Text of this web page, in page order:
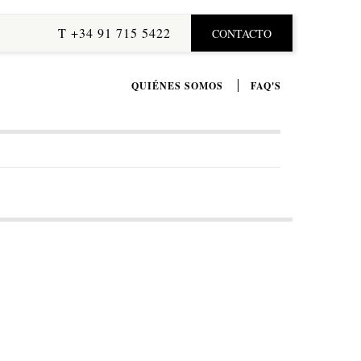
T +34 91 715 5422 CONTACTO
QUIÉNES SOMOS FAQ'S